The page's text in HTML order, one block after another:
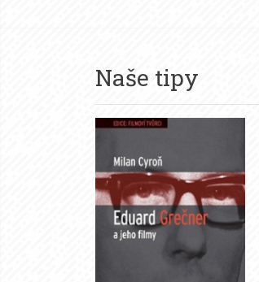
Naše tipy